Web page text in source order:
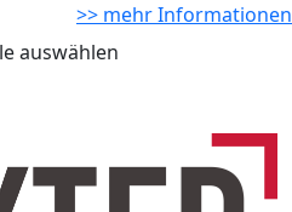
>> mehr Informationen
auswählen